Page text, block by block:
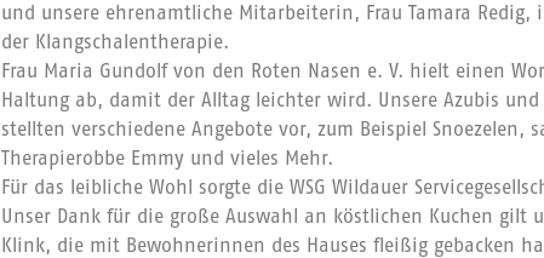
und unsere ehrenamtliche Mitarbeiterin, Frau Tamara
der Klangschalentherapie.
Frau Maria Gundolf von den Roten Nasen e. V. hielt einen
Haltung ab, damit der Alltag leichter wird. Unsere Azubis und
stellten verschiedene Angebote vor, zum Beispiel Snoezelen,
Therapierobbe Emmy und vieles Mehr.
Für das leibliche Wohl sorgte die WSG Wildauer
Unser Dank für die große Auswahl an köstlichen Kuchen gilt
Klink, die mit Bewohnerinnen des Hauses fleißig gebacken